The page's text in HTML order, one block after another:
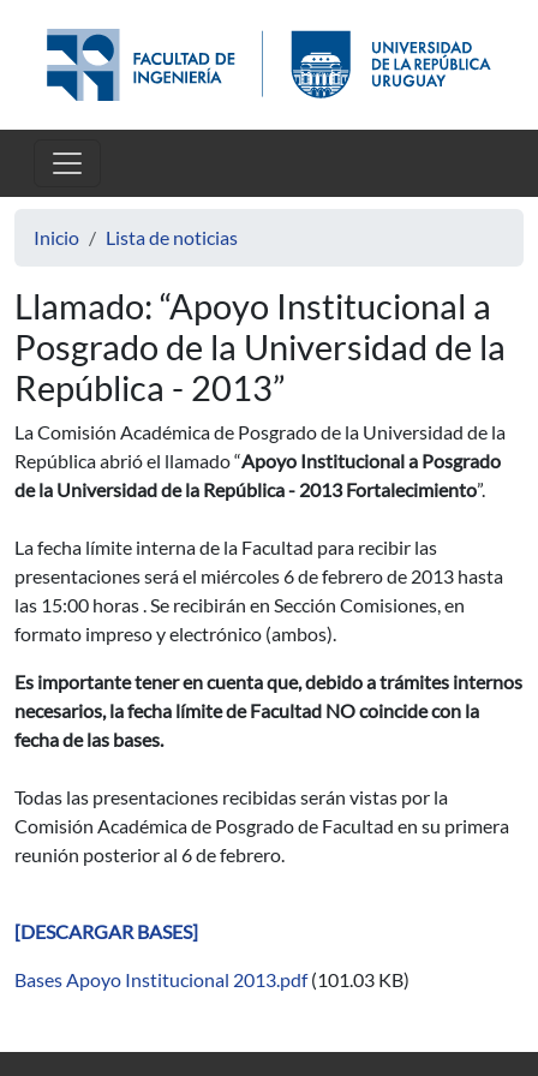
Inicio Lista de noticias
Llamado: “Apoyo Institucional a
Posgrado de la Universidad de la
República - 2013”
La Comisión Académica de Posgrado de la Universidad de la
República abrió el llamado “Apoyo Institucional a Posgrado
de la Universidad de la República - 2013 Fortalecimiento”.
La fecha límite interna de la Facultad para recibir las
presentaciones será el miércoles 6 de febrero de 2013 hasta
las 15:00 horas . Se recibirán en Sección Comisiones, en
formato impreso y electrónico (ambos).
Es importante tener en cuenta que, debido a trámites internos
necesarios, la fecha límite de Facultad NO coincide con la
fecha de las bases.
Todas las presentaciones recibidas serán vistas por la
Comisión Académica de Posgrado de Facultad en su primera
reunión posterior al 6 de febrero.
[DESCARGAR BASES]
Bases Apoyo Institucional 2013.pdf (101.03 KB)